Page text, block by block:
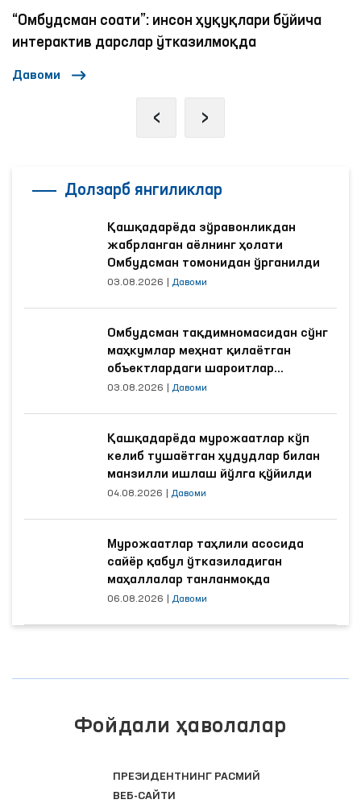
“Омбудсман соати”: инсон ҳуқуқлари бўйича
интерактив дарслар ўтказилмоқда
Давоми
‹ ›
Долзарб янгиликлар
Қашқадарёда зўравонликдан
жабрланган аёлнинг ҳолати
Омбудсман томонидан ўрганилди
03.08.2026 Давоми
Омбудсман тақдимномасидан сўнг
маҳкумлар меҳнат қилаётган
объектлардаги шароитлар
яхшиланди
03.08.2026 Давоми
Қашқадарёда мурожаатлар кўп
келиб тушаётган ҳудудлар билан
манзилли ишлаш йўлга қўйилди
04.08.2026 Давоми
Мурожаатлар таҳлили асосида
сайёр қабул ўтказиладиган
маҳаллалар танланмоқда
06.08.2026 Давоми
Фойдали ҳаволалар
ПРЕЗИДЕНТНИНГ РАСМИЙ
ВЕБ-САЙТИ